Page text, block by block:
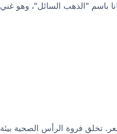
باسم "الذهب السائل"، وهو غني
تخلق فروة الرأس الصحية بيئة